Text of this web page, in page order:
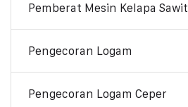
Pemberat Mesin Kelapa Sawit
Pengecoran Logam
Pengecoran Logam Ceper